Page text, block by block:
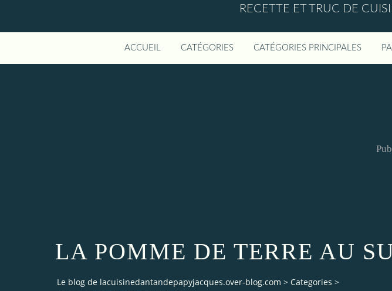
RECETTE ET TRUC DE
ACCUEIL CATÉGORIES CATÉGORIES PRINCIPALES
LA POMME DE TERRE AU
Le blog de lacuisinedantandepapyjacques.over-blog.com > Categories >